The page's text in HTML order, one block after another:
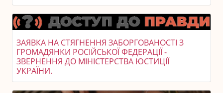
ЗАЯВКА НА СТЯГНЕННЯ ЗАБОРГОВАНОСТІ З
ГРОМАДЯНКИ РОСІЙСЬКОЇ ФЕДЕРАЦІЇ -
ЗВЕРНЕННЯ ДО МІНІСТЕРСТВА ЮСТИЦІЇ
УКРАЇНИ.